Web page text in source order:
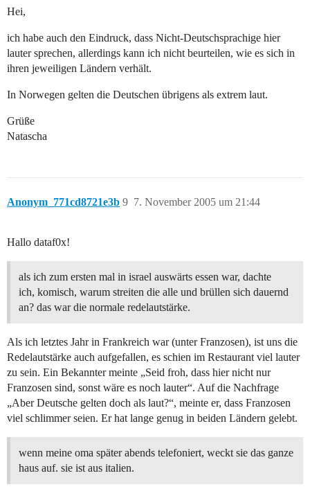
Hei,
ich habe auch den Eindruck, dass Nicht-Deutschsprachige hier
lauter sprechen, allerdings kann ich nicht beurteilen, wie es sich in
ihren jeweiligen Ländern verhält.
In Norwegen gelten die Deutschen übrigens als extrem laut.
Grüße
Natascha
Anonym_771cd8721e3b 7. November 2005 um 21:44
9
Hallo dataf0x!
als ich zum ersten mal in israel auswärts essen war, dachte
ich, komisch, warum streiten die alle und brüllen sich dauernd
an? das war die normale redelautstärke.
Als ich letztes Jahr in Frankreich war (unter Franzosen), ist uns die
Redelautstärke auch aufgefallen, es schien im Restaurant viel lauter
zu sein. Ein Bekannter meinte „Seid froh, dass hier nicht nur
Franzosen sind, sonst wäre es noch lauter“. Auf die Nachfrage
„Aber Deutsche gelten doch als laut?“, meinte er, dass Franzosen
viel schlimmer seien. Er hat lange genug in beiden Ländern gelebt.
wenn meine oma später abends telefoniert, weckt sie das ganze
haus auf. sie ist aus italien.